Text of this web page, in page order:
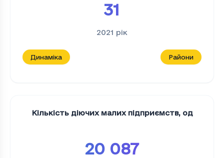
31
2021 рік
Динаміка Райони
Кількість діючих малих підприємств, од
20 087